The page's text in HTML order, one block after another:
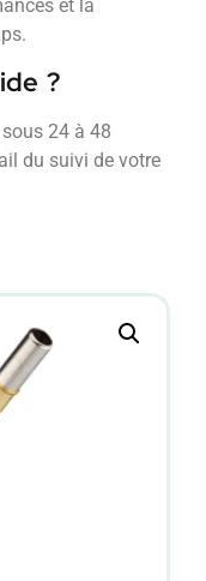
et la
?
24 à 48
du suivi de votre